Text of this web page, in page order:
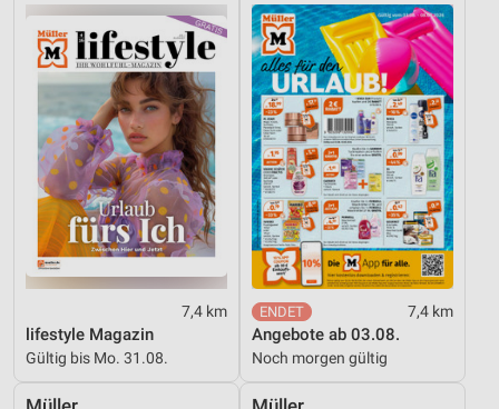
7,4 km
lifestyle Magazin
Gültig bis Mo. 31.08.
7,4 km
Angebote ab 03.08.
Noch morgen gültig
Entwicklung und Verbesserung der Angebote
Verwendung reduzierter Daten zur Auswahl von
Inhalten
IAB-Besonderheiten:
Verwendung genauer Standortdaten
Geräte anhand von aktiv angeforderten
Informationen identifizieren
Nicht-IAB-Verarbeitungszwecke:
Notwendig
Funktional